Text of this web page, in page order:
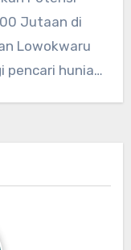
Jutaan di
Lowokwaru
pencari hunian